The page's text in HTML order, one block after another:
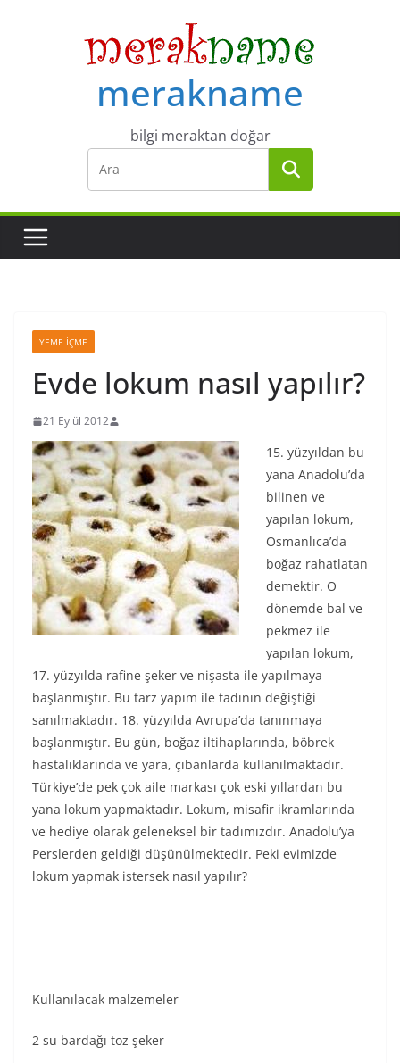
merakname
bilgi meraktan doğar
YEME İÇME
Evde lokum nasıl yapılır?
21 Eylül 2012
15. yüzyıldan bu
yana Anadolu’da
bilinen ve
yapılan lokum,
Osmanlıca’da
boğaz rahatlatan
demektir. O
dönemde bal ve
pekmez ile
yapılan lokum,
17. yüzyılda rafine şeker ve nişasta ile yapılmaya
başlanmıştır. Bu tarz yapım ile tadının değiştiği
sanılmaktadır. 18. yüzyılda Avrupa’da tanınmaya
başlanmıştır. Bu gün, boğaz iltihaplarında, böbrek
hastalıklarında ve yara, çıbanlarda kullanılmaktadır.
Türkiye’de pek çok aile markası çok eski yıllardan bu
yana lokum yapmaktadır. Lokum, misafir ikramlarında
ve hediye olarak geleneksel bir tadımızdır. Anadolu’ya
Perslerden geldiği düşünülmektedir. Peki evimizde
lokum yapmak istersek nasıl yapılır?
Kullanılacak malzemeler
2 su bardağı toz şeker